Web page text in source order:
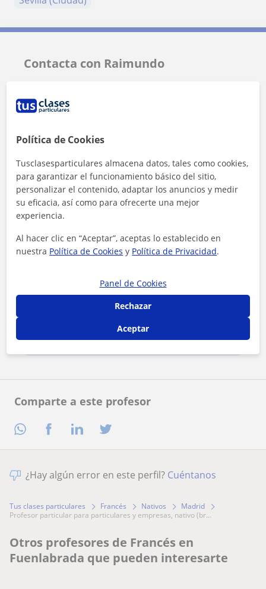
Comparte a este profesor
Contacta con Raimundo
Tarifa
Al hacer clic, aceptas nuestroaviso legal
Contactar ahora
¿Hay algún error en este perfil? Cuéntanos
Tus clases particulares Francés Nativos
Madrid
profesor particular para particulares y empresas, nativo (br...
Otros profesores de Francés en
Fuenlabrada que pueden interesarte
Política de Cookies
Tusclasesparticulares almacena datos, tales como cookies,
para garantizar el funcionamiento básico del sitio,
personalizar el contenido, adaptar los anuncios y medir
su eficacia, así como para ofrecerte una mejor
experiencia.
Al hacer clic en “Aceptar”, aceptas lo establecido en
nuestra Política de Cookies y Política de Privacidad.
Panel de Cookies
Rechazar
Aceptar